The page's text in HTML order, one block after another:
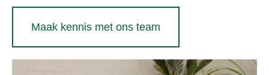
Maak kennis met ons team